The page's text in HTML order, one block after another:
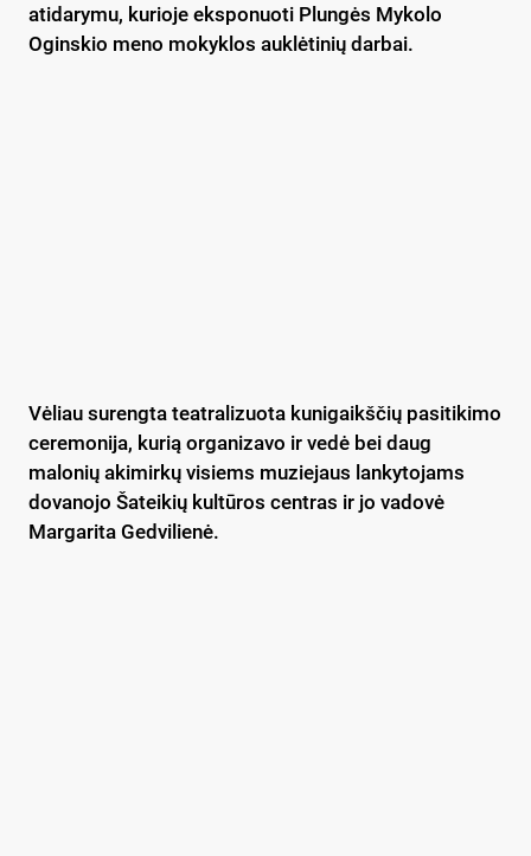
atidarymu, kurioje eksponuoti Plungės Mykolo
Oginskio meno mokyklos auklėtinių darbai.
Vėliau surengta teatralizuota kunigaikščių pasitikimo
ceremonija, kurią organizavo ir vedė bei daug
malonių akimirkų visiems muziejaus lankytojams
dovanojo Šateikių kultūros centras ir jo vadovė
Margarita Gedvilienė.